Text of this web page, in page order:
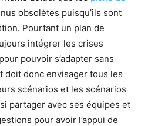
obsolètes puisqu’ils sont
Pourtant un plan de
intégrer les crises
pouvoir s’adapter sans
doit donc envisager tous les
scénarios et les scénarios
partager avec ses équipes et
pour avoir l’appui de